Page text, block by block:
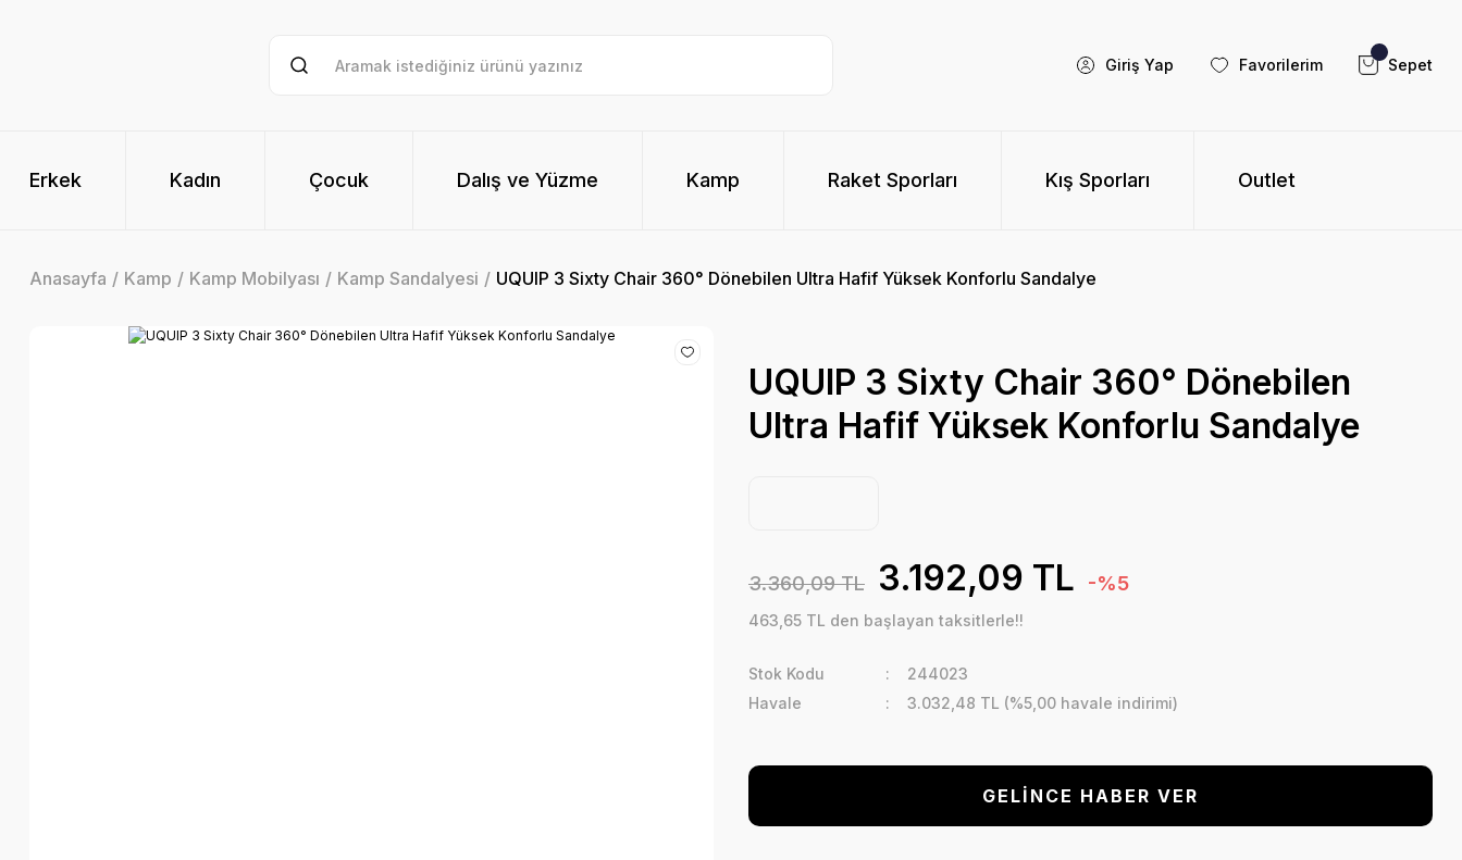
Giriş Yap Favorilerim Sepet
Erkek Kadın Çocuk Dalış ve Yüzme Kamp Raket Sporları Kış Sporları Outlet
Anasayfa Kamp Kamp Mobilyası Kamp Sandalyesi UQUIP 3 Sixty Chair 360° Dönebilen Ultra Hafif Yüksek Konforlu Sandalye
UQUIP 3 Sixty Chair 360° Dönebilen
Ultra Hafif Yüksek Konforlu Sandalye
3.360,09 TL 3.192,09 TL -%5
463,65 TL den başlayan taksitlerle!!
Stok Kodu
244023
Havale
3.032,48 TL (%5,00 havale indirimi)
GELİNCE HABER VER